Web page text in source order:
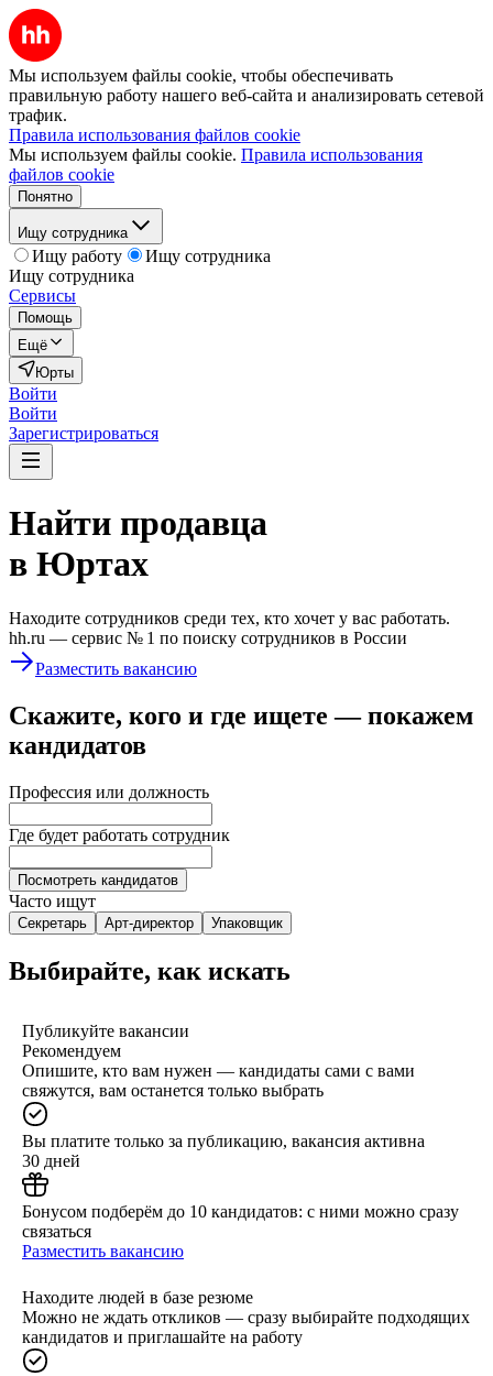
Мы используем файлы cookie, чтобы обеспечивать
правильную работу нашего веб-сайта и анализировать сетевой
трафик.
Правила использования файлов cookie
Мы используем файлы cookie. Правила использования
файлов cookie
Понятно
Ищу сотрудника
Ищу работу
Ищу сотрудника
Ищу сотрудника
Сервисы
Помощь
Ещё
Юрты
Войти
Войти
Зарегистрироваться
Найти продавца
в Юртах
Находите сотрудников среди тех, кто хочет у вас работать.
hh.ru — сервис № 1 по поиску сотрудников в России
Разместить вакансию
Скажите, кого и где ищете — покажем
кандидатов
Профессия или должность
Где будет работать сотрудник
Посмотреть кандидатов
Часто ищут
Секретарь Арт-директор Упаковщик
Выбирайте, как искать
Публикуйте вакансии
Рекомендуем
Опишите, кто вам нужен — кандидаты сами с вами
свяжутся, вам останется только выбрать
Вы платите только за публикацию, вакансия активна
30 дней
Бонусом подберём до 10 кандидатов: с ними можно сразу
связаться
Разместить вакансию
Находите людей в базе резюме
Можно не ждать откликов — сразу выбирайте подходящих
кандидатов и приглашайте на работу